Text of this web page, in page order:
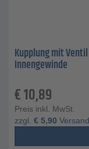
Kupplung mit
Innengewinde
€10,89
Preis inkl. MwSt.
zzgl. € 5,90